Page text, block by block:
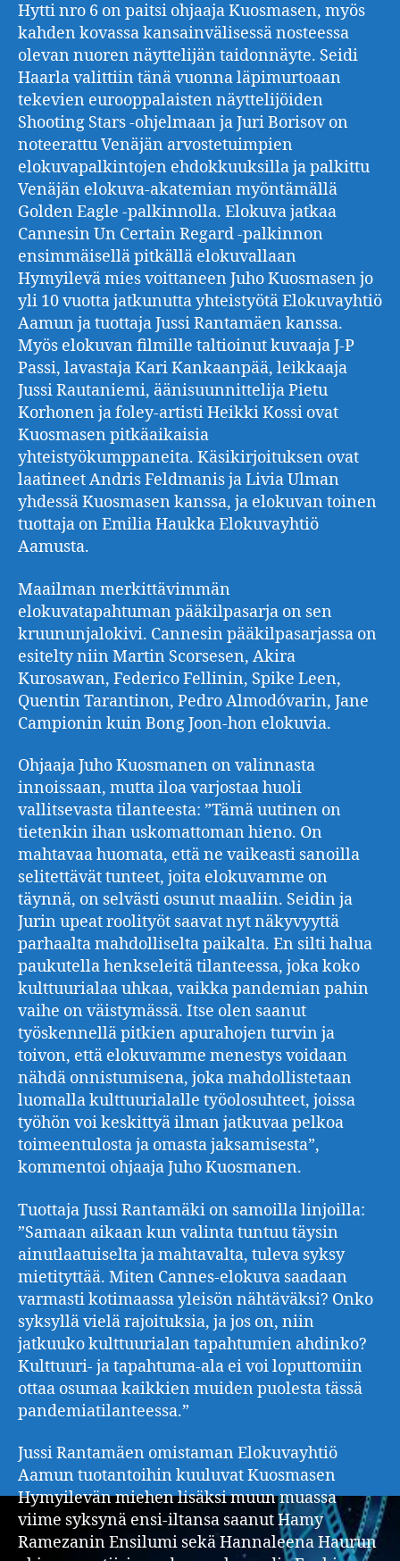
Hytti nro 6 on paitsi ohjaaja Kuosmasen, myös
kahden kovassa kansainvälisessä nosteessa
olevan nuoren näyttelijän taidonnäyte. Seidi
Haarla valittiin tänä vuonna läpimurtoaan
tekevien eurooppalaisten näyttelijöiden
Shooting Stars -ohjelmaan ja Juri Borisov on
noteerattu Venäjän arvostetuimpien
elokuvapalkintojen ehdokkuuksilla ja palkittu
Venäjän elokuva-akatemian myöntämällä
Golden Eagle -palkinnolla. Elokuva jatkaa
Cannesin Un Certain Regard -palkinnon
ensimmäisellä pitkällä elokuvallaan
Hymyilevä mies voittaneen Juho Kuosmasen jo
yli 10 vuotta jatkunutta yhteistyötä Elokuvayhtiö
Aamun ja tuottaja Jussi Rantamäen kanssa.
Myös elokuvan filmille taltioinut kuvaaja J-P
Passi, lavastaja Kari Kankaanpää, leikkaaja
Jussi Rautaniemi, äänisuunnittelija Pietu
Korhonen ja foley-artisti Heikki Kossi ovat
Kuosmasen pitkäaikaisia
yhteistyökumppaneita. Käsikirjoituksen ovat
laatineet Andris Feldmanis ja Livia Ulman
yhdessä Kuosmasen kanssa, ja elokuvan toinen
tuottaja on Emilia Haukka Elokuvayhtiö
Aamusta.
Maailman merkittävimmän
elokuvatapahtuman pääkilpasarja on sen
kruununjalokivi. Cannesin pääkilpasarjassa on
esitelty niin Martin Scorsesen, Akira
Kurosawan, Federico Fellinin, Spike Leen,
Quentin Tarantinon, Pedro Almodóvarin, Jane
Campionin kuin Bong Joon-hon elokuvia.
Ohjaaja Juho Kuosmanen on valinnasta
innoissaan, mutta iloa varjostaa huoli
vallitsevasta tilanteesta: ”Tämä uutinen on
tietenkin ihan uskomattoman hieno. On
mahtavaa huomata, että ne vaikeasti sanoilla
selitettävät tunteet, joita elokuvamme on
täynnä, on selvästi osunut maaliin. Seidin ja
Jurin upeat roolityöt saavat nyt näkyvyyttä
parhaalta mahdolliselta paikalta. En silti halua
paukutella henkseleitä tilanteessa, joka koko
kulttuurialaa uhkaa, vaikka pandemian pahin
vaihe on väistymässä. Itse olen saanut
työskennellä pitkien apurahojen turvin ja
toivon, että elokuvamme menestys voidaan
nähdä onnistumisena, joka mahdollistetaan
luomalla kulttuurialalle työolosuhteet, joissa
työhön voi keskittyä ilman jatkuvaa pelkoa
toimeentulosta ja omasta jaksamisesta”,
kommentoi ohjaaja Juho Kuosmanen.
Tuottaja Jussi Rantamäki on samoilla linjoilla:
”Samaan aikaan kun valinta tuntuu täysin
ainutlaatuiselta ja mahtavalta, tuleva syksy
mietityttää. Miten Cannes-elokuva saadaan
varmasti kotimaassa yleisön nähtäväksi? Onko
syksyllä vielä rajoituksia, ja jos on, niin
jatkuuko kulttuurialan tapahtumien ahdinko?
Kulttuuri- ja tapahtuma-ala ei voi loputtomiin
ottaa osumaa kaikkien muiden puolesta tässä
pandemiatilanteessa.”
Jussi Rantamäen omistaman Elokuvayhtiö
Aamun tuotantoihin kuuluvat Kuosmasen
Hymyilevän miehen lisäksi muun muassa
viime syksynä ensi-iltansa saanut Hamy
Ramezanin Ensilumi sekä Hannaleena Haurun